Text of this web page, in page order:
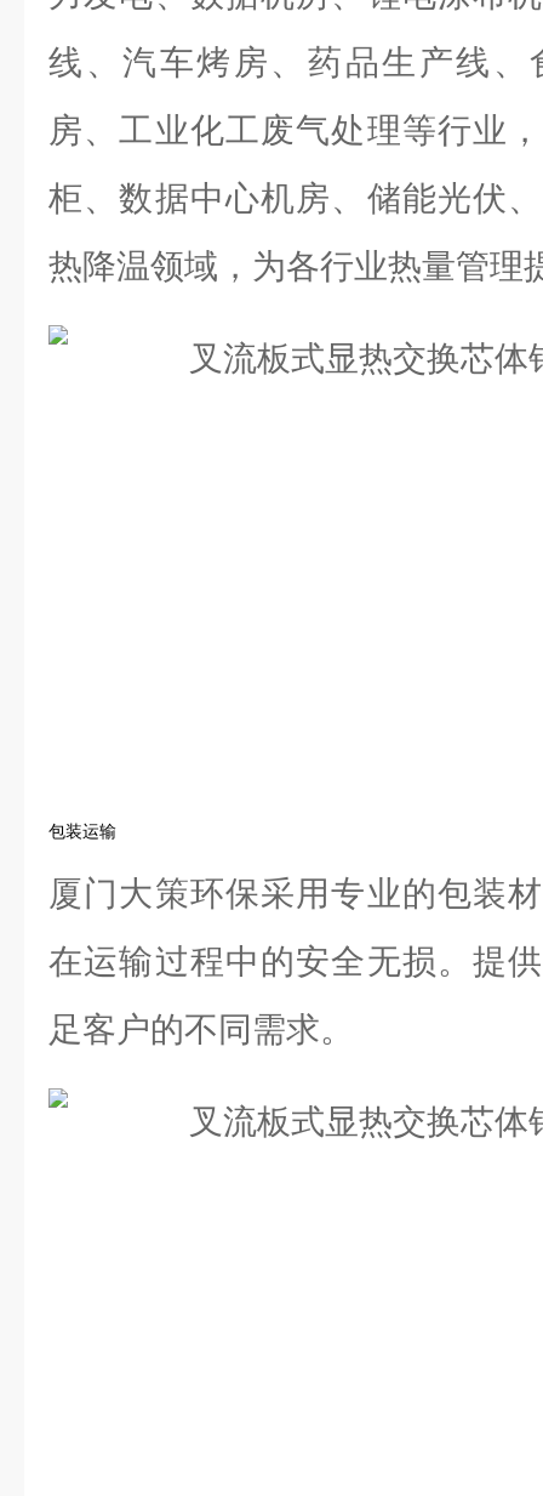
线、汽车烤房、药品生产线、
房、工业化工废气处理等行业
柜、数据中心机房、储能光伏
热降温领域，为各行业热量管理
包装运输
厦门大策环保采用专业的包装
在运输过程中的安全无损。提
足客户的不同需求。